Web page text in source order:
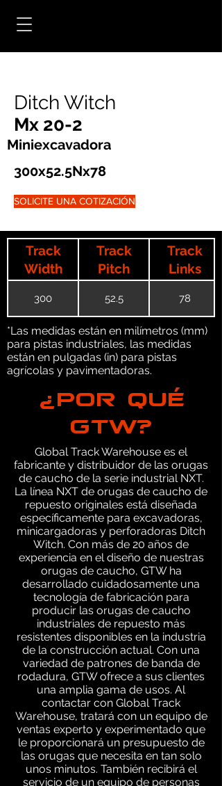
Ditch Witch
Mx 20-2
Miniexcavadora
300x52.5Nx78
SOLICITE UNA COTIZACIÓN
Track
Width
Track
Pitch
Track
Links
300 52.5 78
*Las medidas están en milímetros (mm)
para pistas industriales, las medidas
están en pulgadas (in) para pistas
agrícolas y pavimentadoras.
¿POR QUÉ
GTW?
Global Track Warehouse es el
fabricante y distribuidor de las orugas
de caucho de la serie industrial NXT.
La línea NXT de orugas de caucho de
repuesto originales está diseñada
específicamente para excavadoras,
minicargadoras y perforadoras Ditch
Witch. Con más de 20 años de
experiencia en el diseño de nuestras
orugas de caucho, GTW ha
desarrollado cuidadosamente una
tecnología de fabricación para
producir las orugas de caucho
industriales de repuesto más
resistentes disponibles en la industria
de la construcción actual. Con una
variedad de patrones de banda de
rodadura, GTW ofrece a sus clientes
una amplia gama de usos. Al
contactar con Global Track
Warehouse, tratará con un equipo de
ventas experto y experimentado que
le proporcionará un presupuesto de
las orugas que necesita en tan solo
unos minutos. También recibirá el
servicio de un equipo de personas